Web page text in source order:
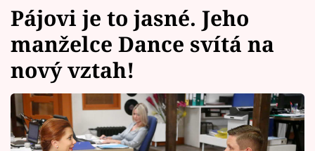
Témata
Celebrity
Vztahy
Pájovi je to jasné. Jeho
manželce Dance svítá na
nový vztah!